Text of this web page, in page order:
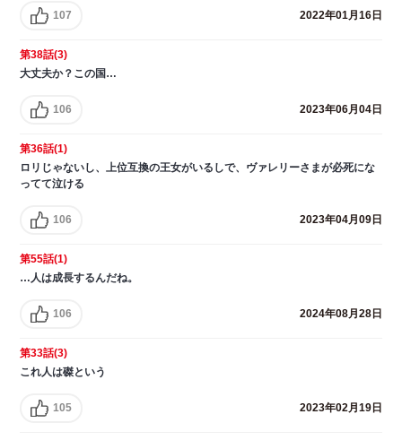
107 2022年01月16日
第38話(3)
大丈夫か？この国…
106 2023年06月04日
第36話(1)
ロリじゃないし、上位互換の王女がいるしで、ヴァレリーさまが必死にな
ってて泣ける
106 2023年04月09日
第55話(1)
…人は成長するんだね。
106 2024年08月28日
第33話(3)
これ人は磔という
105 2023年02月19日